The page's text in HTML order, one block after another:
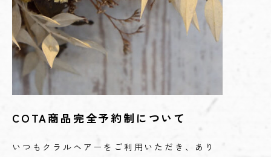
COTA商品完全予約制について
いつもクラルヘアーをご利用いただき、あり